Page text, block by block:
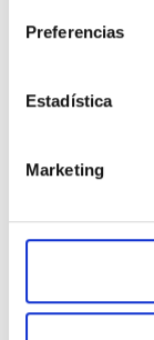
Preferencias
Estadística
Marketing
es
el proceso
contratación.
360Learning
programas
•
beneficios